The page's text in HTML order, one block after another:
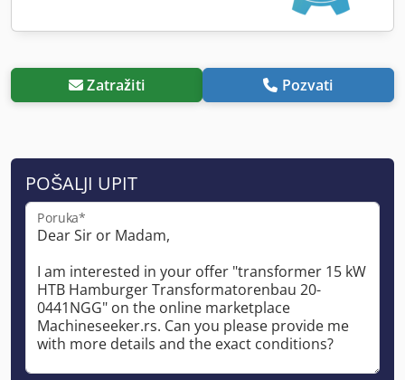
Zatražiti Pozvati
POŠALJI UPIT
Poruka*